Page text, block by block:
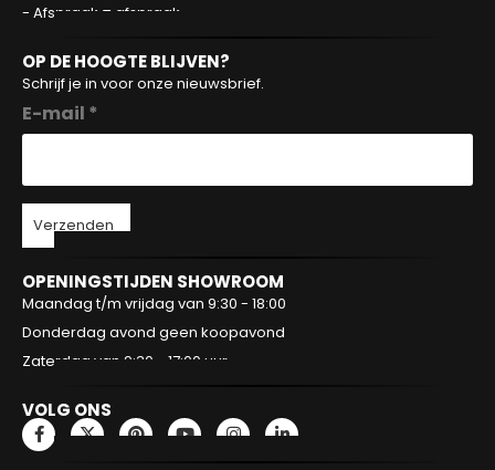
- Afspraak = afspraak
OP DE HOOGTE BLIJVEN?
Schrijf je in voor onze nieuwsbrief.
E-mail *
Verzenden
OPENINGSTIJDEN SHOWROOM
Maandag t/m vrijdag van 9:30 - 18:00
Donderdag avond geen koopavond
Zaterdag van 9:30 - 17:00 uur
VOLG ONS